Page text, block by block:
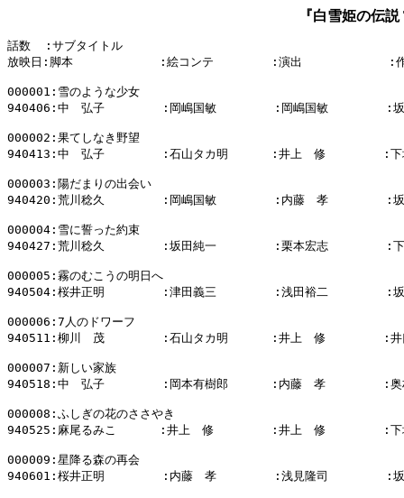
『白雪姫の伝
話数  :サブタイトル
放映日:脚本            :絵コンテ        :演出            :作
000001:雪のような少女
940406:中　弘子        :岡嶋国敏        :岡嶋国敏        :坂
000002:果てしなき野望
940413:中　弘子        :石山タカ明      :井上　修        :下
000003:陽だまりの出会い
940420:荒川稔久        :岡嶋国敏        :内藤　孝        :坂
000004:雪に誓った約束
940427:荒川稔久        :坂田純一        :栗本宏志        :下
000005:霧のむこうの明日へ
940504:桜井正明        :津田義三        :浅田裕二        :坂
000006:7人のドワーフ
940511:柳川　茂        :石山タカ明      :井上　修        :井
000007:新しい家族
940518:中　弘子        :岡本有樹郎      :内藤　孝        :奥
000008:ふしぎの花のささやき
940525:麻尾るみこ      :井上　修        :井上　修        :下
000009:星降る森の再会
940601:桜井正明        :内藤　孝        :浅見隆司        :坂